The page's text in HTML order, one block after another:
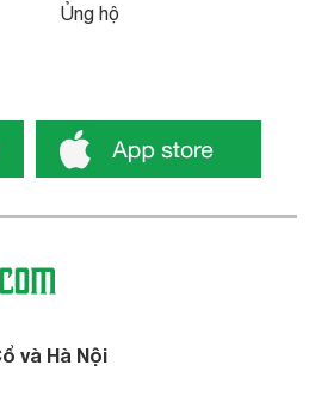
Ủng hộ
và Hà Nội